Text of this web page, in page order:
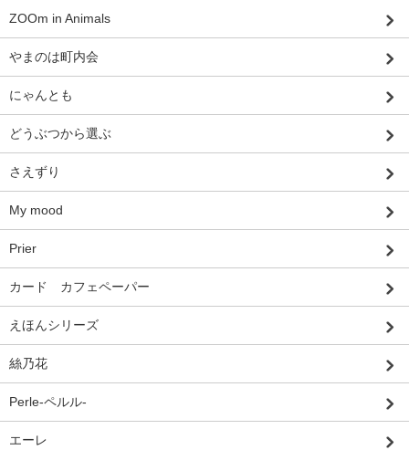
ZOOm in Animals
やまのは町内会
にゃんとも
どうぶつから選ぶ
さえずり
My mood
Prier
カード カフェペーパー
えほんシリーズ
絲乃花
Perle-ペルル-
エーレ